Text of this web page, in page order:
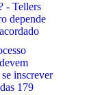
- Tellers
depende
inscrever
179